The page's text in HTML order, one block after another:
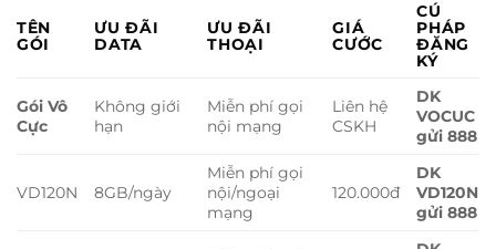
TÊN
GÓI
ƯU ĐÃI
DATA
ƯU ĐÃI
THOẠI
GIÁ
CƯỚC
CÚ
PHÁP
ĐĂNG
KÝ
Gói Vô
Cực
Không giới
hạn
Miễn phí gọi
nội mạng
Liên hệ
CSKH
DK
VOCUC
gửi 888
VD120N 8GB/ngày
Miễn phí gọi
nội/ngoại
mạng
120.000đ
DK
VD120N
gửi 888